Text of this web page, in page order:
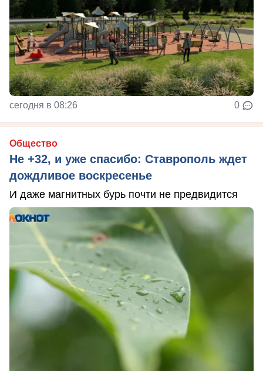
сегодня в 08:26 0
Общество
Не +32, и уже спасибо: Ставрополь ждет
дождливое воскресенье
И даже магнитных бурь почти не предвидится